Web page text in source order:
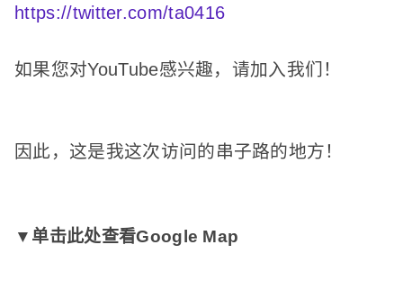
https://twitter.com/ta0416
如果您对YouTube感兴趣，请加入我们！
因此，这是我这次访问的串子路的地方！
▼单击此处查看Google Map